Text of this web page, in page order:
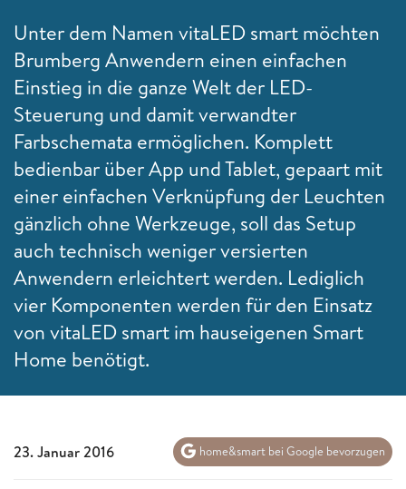
Unter dem Namen vitaLED smart möchten
Brumberg Anwendern einen einfachen
Einstieg in die ganze Welt der LED-
Steuerung und damit verwandter
Farbschemata ermöglichen. Komplett
bedienbar über App und Tablet, gepaart mit
einer einfachen Verknüpfung der Leuchten
gänzlich ohne Werkzeuge, soll das Setup
auch technisch weniger versierten
Anwendern erleichtert werden. Lediglich
vier Komponenten werden für den Einsatz
von vitaLED smart im hauseigenen Smart
Home benötigt.
23. Januar 2016 home&smart bei Google bevorzugen